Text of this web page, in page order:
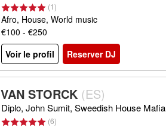
(1)
Afro, House, World music
€100 - €250
Voir le profil
Reserver DJ
VAN STORCK (ES)
Diplo, John Sumit, Sweedish House Mafia
(6)